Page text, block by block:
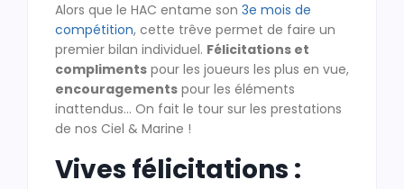
Alors que le HAC entame son 3e mois de
compétition, cette trêve permet de faire un
premier bilan individuel. Félicitations et
compliments pour les joueurs les plus en vue,
encouragements pour les éléments
inattendus… On fait le tour sur les prestations
de nos Ciel & Marine !
Vives félicitations :